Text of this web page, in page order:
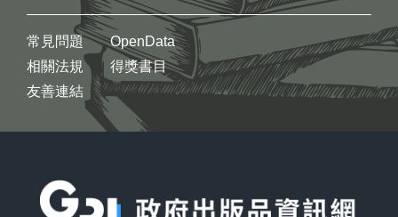
常見問題
相關法規
友善連結
OpenData
得獎書目